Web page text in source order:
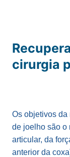
cirurgia
Os objetivos da
de joelho são o
articular, da
anterior da